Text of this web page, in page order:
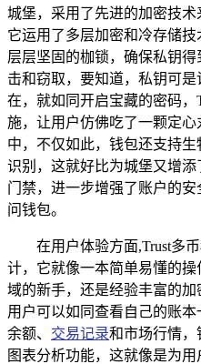
城堡，采用了先进的加密技术
它运用了多层加密和冷存储
层层坚固的枷锁，确保私钥
击和窃取，要知道，私钥可
在，就如同开启宝藏的密码
施，让用户仿佛吃了一颗定
中，不仅如此，钱包还支持
识别，这就好比为城堡又增
门禁，进一步增强了账户的
问钱包。
在用户体验方面,Trust多
计，它就像一本简单易懂的
域的新手，还是经验丰富的加
用户可以如同查看自己的账
余额、 交易记录和市场行情，
图表分析功能，这就像是为